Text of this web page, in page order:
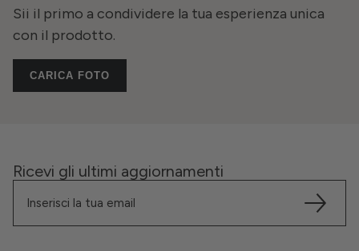
Sii il primo a condividere la tua esperienza unica
con il prodotto.
CARICA FOTO
Ricevi gli ultimi aggiornamenti